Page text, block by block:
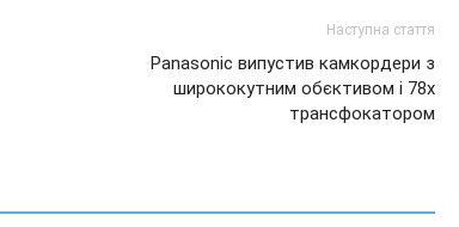
Наступна стаття
Panasonic випустив камкордери з
ширококутним обєктивом і 78х
трансфокатором